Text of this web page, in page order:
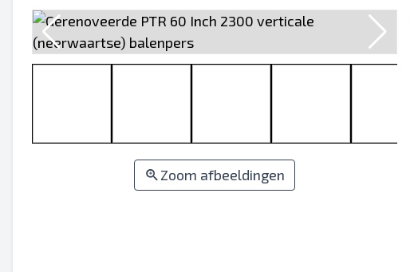
Zoom afbeeldingen